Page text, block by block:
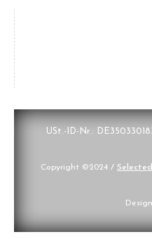
USt.-ID-Nr.:
Copyright ©2024 /